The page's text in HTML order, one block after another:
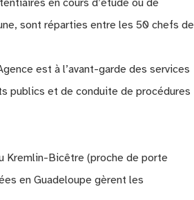
en cours d’étude ou de
sont réparties entre les 50 chefs de
est à l’avant-garde des services
publics et de conduite de procédures
Kremlin-Bicêtre (proche de porte
en Guadeloupe gèrent les